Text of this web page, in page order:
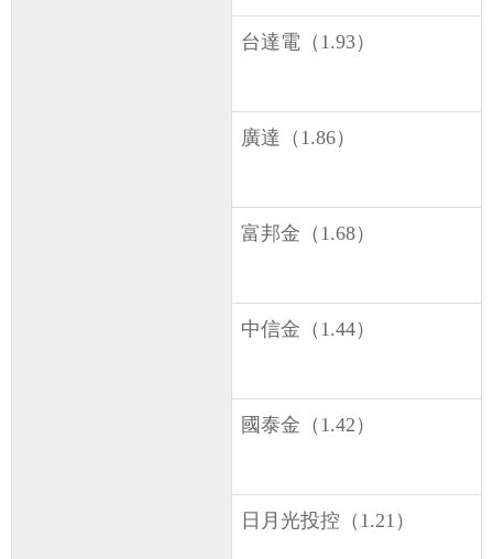
台達電（1.93）
廣達（1.86）
富邦金（1.68）
中信金（1.44）
國泰金（1.42）
日月光投控（1.21）